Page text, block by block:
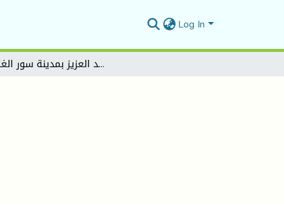
Log In
إعادة تنظيم حي صالح عبد العزيز بمدينة سور الغزلان